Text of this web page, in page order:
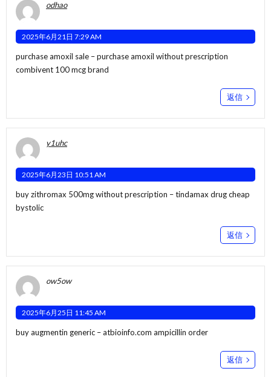
odhao
2025年6月21日 7:29 AM
purchase amoxil sale –purchase amoxil without prescription
combivent 100 mcg brand
返信
y1uhc
2025年6月23日 10:51 AM
buy zithromax 500mg without prescription –tindamax drugcheap
bystolic
返信
ow5ow
2025年6月25日 11:45 AM
buy augmentin generic –atbioinfo.com ampicillin order
返信